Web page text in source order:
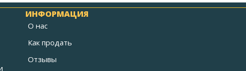
ИНФОРМАЦИЯ
О нас
Как продать
Отзывы